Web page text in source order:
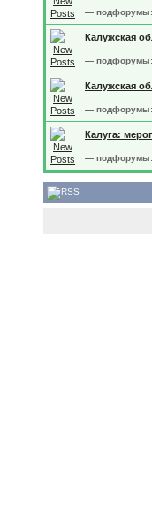
— подфорумы:
Калужская
— подфорумы:
Калужская
— подфорумы:
Калуга:
— подфорумы: